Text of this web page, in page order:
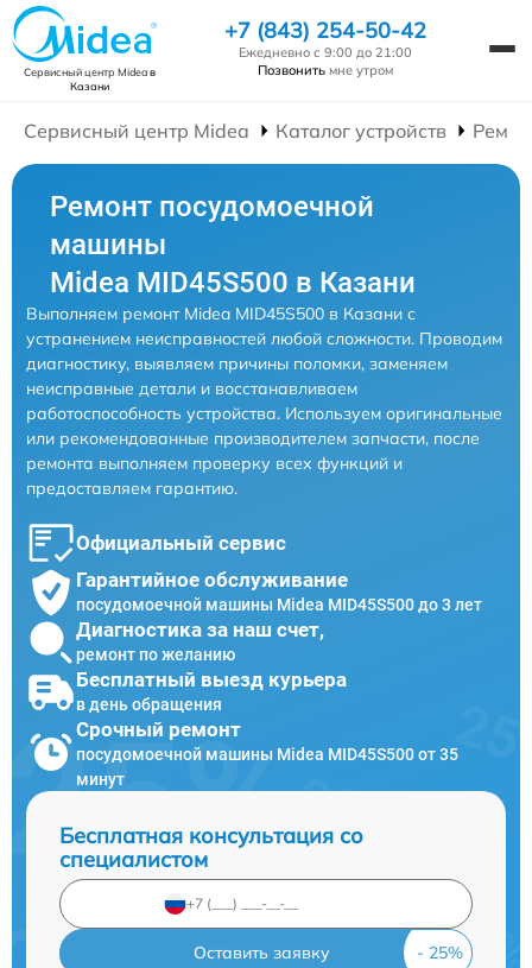
Сервисный центр Mideaв
Казани
+7 (843) 254-50-42
Ежедневно с 9:00 до 21:00
Позвонить мне утром
Сервисный центр Midea Каталог устройств
Ремонт посудомоечной
машины
Midea MID45S500 в Казани
Выполняем ремонт Midea MID45S500 в Казани с
устранением неисправностей любой сложности. Проводим
диагностику, выявляем причины поломки, заменяем
неисправные детали и восстанавливаем
работоспособность устройства. Используем оригинальные
или рекомендованные производителем запчасти, после
ремонта выполняем проверку всех функций и
предоставляем гарантию.
Официальный сервис
Гарантийное обслуживание
посудомоечной машины Midea MID45S500 до 3 лет
Диагностика за наш счет,
ремонт по желанию
Бесплатный выезд курьера
в день обращения
Срочный ремонт
посудомоечной машины Midea MID45S500 от 35
минут
Бесплатная консультация со
специалистом
Оставить заявку